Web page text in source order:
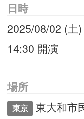
日時
2025/08/02 (土)
14:30 開演
場所
東京 東大和市